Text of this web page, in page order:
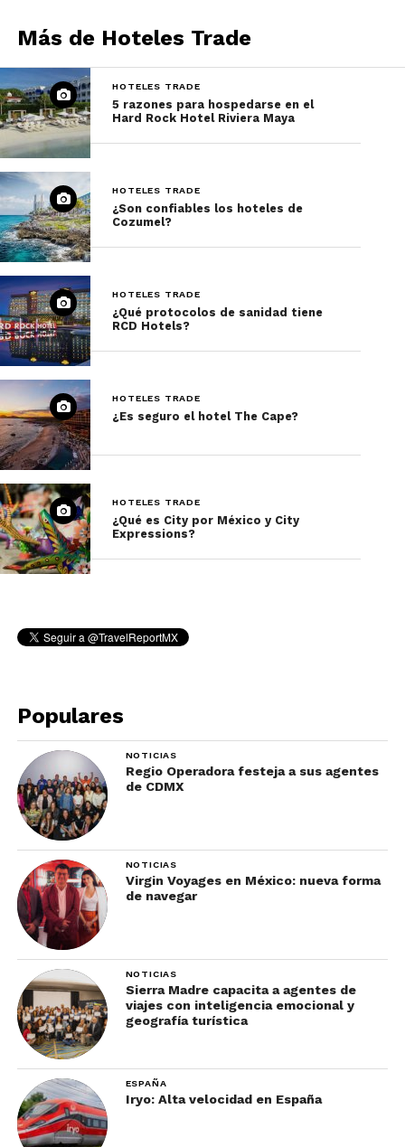
Más de Hoteles Trade
HOTELES TRADE
5 razones para hospedarse en el
Hard Rock Hotel Riviera Maya
HOTELES TRADE
¿Son confiables los hoteles de
Cozumel?
HOTELES TRADE
¿Qué protocolos de sanidad tiene
RCD Hotels?
HOTELES TRADE
¿Es seguro el hotel The Cape?
HOTELES TRADE
¿Qué es City por México y City
Expressions?
Populares
NOTICIAS
Regio Operadora festeja a sus agentes
de CDMX
NOTICIAS
Virgin Voyages en México: nueva forma
de navegar
NOTICIAS
Sierra Madre capacita a agentes de
viajes con inteligencia emocional y
geografía turística
ESPAÑA
Iryo: Alta velocidad en España